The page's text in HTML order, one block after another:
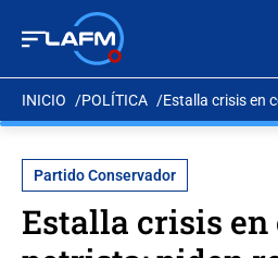
INICIO POLÍTICA Estalla crisis en
Partido Conservador
Estalla crisis